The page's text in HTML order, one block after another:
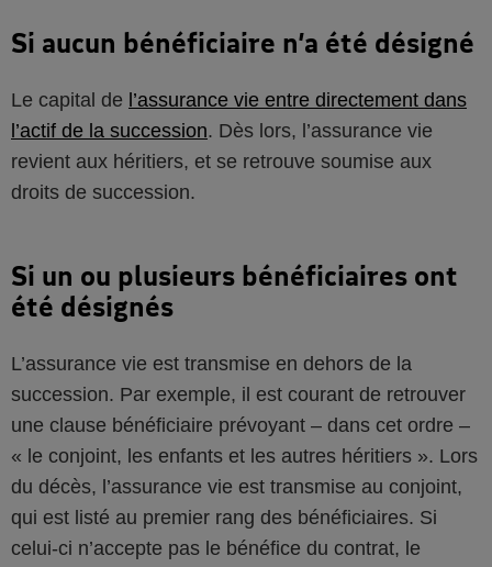
Si aucun bénéficiaire n’a été désigné
Le capital de l’assurance vie entre directement dans
l’actif de la succession. Dès lors, l’assurance vie
revient aux héritiers, et se retrouve soumise aux
droits de succession.
Si un ou plusieurs bénéficiaires ont
été désignés
L’assurance vie est transmise en dehors de la
succession. Par exemple, il est courant de retrouver
une clause bénéficiaire prévoyant – dans cet ordre –
« le conjoint, les enfants et les autres héritiers ». Lors
du décès, l’assurance vie est transmise au conjoint,
qui est listé au premier rang des bénéficiaires. Si
celui-ci n’accepte pas le bénéfice du contrat, le